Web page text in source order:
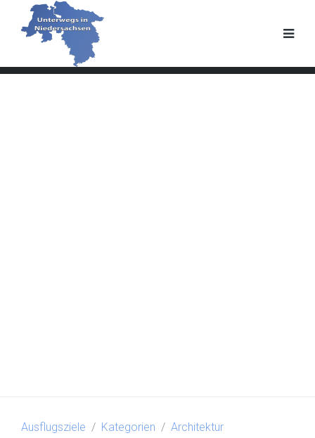
Ausflugsziele Kategorien
Architektur